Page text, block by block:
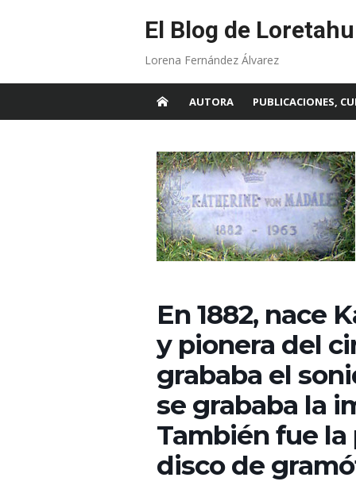
El Blog de
Lorena Fernández Álvarez
AUTORA PUBLICACIONES,
En 1882, nace
y pionera del
grababa el
se grababa la
También fue
disco de